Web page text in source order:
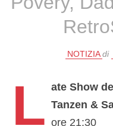
NOTIZIA di
L ate Show
Tanzen &
ore 21:30